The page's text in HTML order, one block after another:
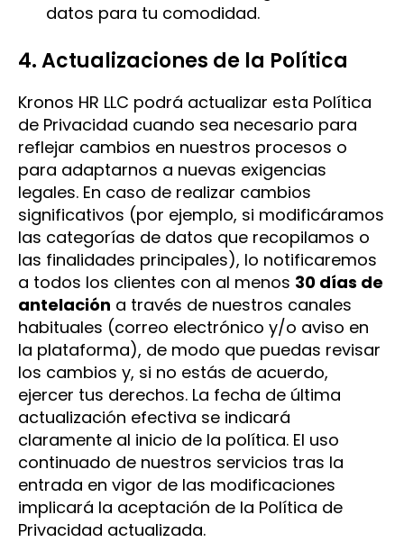
datos para tu comodidad.
4. Actualizaciones de la Política
Kronos HR LLC podrá actualizar esta Política
de Privacidad cuando sea necesario para
reflejar cambios en nuestros procesos o
para adaptarnos a nuevas exigencias
legales. En caso de realizar cambios
significativos (por ejemplo, si modificáramos
las categorías de datos que recopilamos o
las finalidades principales), lo notificaremos
a todos los clientes con al menos 30 días de
antelación a través de nuestros canales
habituales (correo electrónico y/o aviso en
la plataforma), de modo que puedas revisar
los cambios y, si no estás de acuerdo,
ejercer tus derechos. La fecha de última
actualización efectiva se indicará
claramente al inicio de la política. El uso
continuado de nuestros servicios tras la
entrada en vigor de las modificaciones
implicará la aceptación de la Política de
Privacidad actualizada.